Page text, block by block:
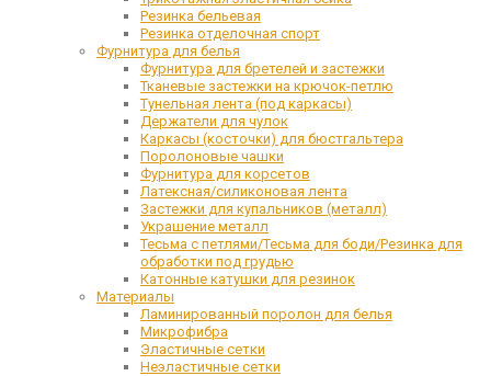
Резинка бельевая
Резинка отделочная спорт
Фурнитура для белья
Фурнитура для бретелей и застежки
Тканевые застежки на крючок-петлю
Тунельная лента (под каркасы)
Держатели для чулок
Каркасы (косточки) для бюстгальтера
Поролоновые чашки
Фурнитура для корсетов
Латексная/силиконовая лента
Застежки для купальников (металл)
Украшение металл
Тесьма с петлями/Тесьма для боди/Резинка для
обработки под грудью
Катонные катушки для резинок
Материалы
Ламинированный поролон для белья
Микрофибра
Эластичные сетки
Неэластичные сетки